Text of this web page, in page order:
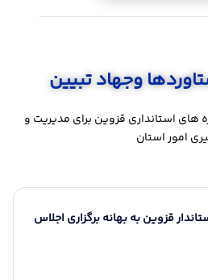
کیفیت
18 مرداد 1405
بازدید از شهرداری
به مناسبت
تجلیل از
16 مرداد 1405
پیام فرماندار
شهدای دولت» در قزوین
وجهاد تبیین
های استانداری قزوین برای مدیریت و
امور استان
قزوین به بهانه برگزاری اجلاس